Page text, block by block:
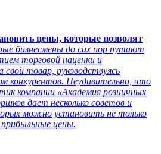
цены, которые позволят
бизнесмены до сих пор путают
торговой наценки и
товар, руководствуясь
конкурентов. Неудивительно, что
компании «Академия розничных
дает несколько советов и
можно установить не только
цены.